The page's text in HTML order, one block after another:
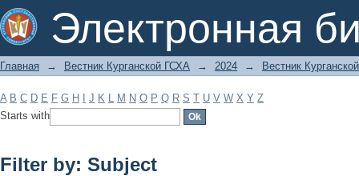
Электронная
Filter by: Subject
Главная → Вестник Курганской ГСХА → 2024 → Вестник
A B C D E F G H J K L M N O P Q R S T U V W X Y Z
Starts with
Filter by: Subject